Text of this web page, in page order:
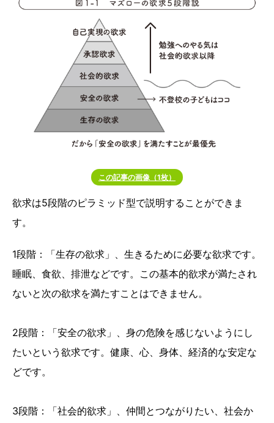
この記事の画像（1枚）
欲求は5段階のピラミッド型で説明することができま
す。
1段階：「生存の欲求」、生きるために必要な欲求です。
睡眠、食欲、排泄などです。この基本的欲求が満たされ
ないと次の欲求を満たすことはできません。
2段階：「安全の欲求」、身の危険を感じないようにし
たいという欲求です。健康、心、身体、経済的な安定な
どです。
3段階：「社会的欲求」、仲間とつながりたい、社会か